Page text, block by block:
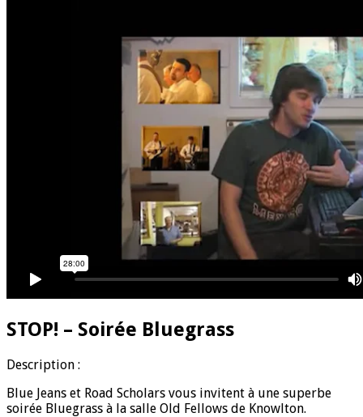
STOP! – Soirée Bluegrass
Description :
Blue Jeans et Road Scholars vous invitent à une superbe
soirée Bluegrass à la salle Old Fellows de Knowlton.